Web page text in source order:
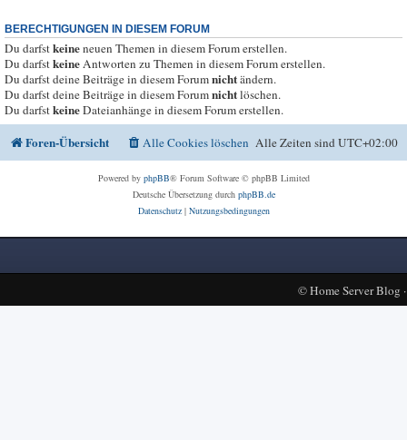
BERECHTIGUNGEN IN DIESEM FORUM
Du darfstkeineneuen Themen in diesem Forum erstellen.
Du darfstkeineAntworten zu Themen in diesem Forum erstellen.
Du darfst deine Beiträge in diesem Forumnichtändern.
Du darfst deine Beiträge in diesem Forumnichtlöschen.
Du darfstkeineDateianhänge in diesem Forum erstellen.
Foren-Übersicht Alle Zeiten sindUTC+02:00
Alle Cookies löschen
Powered by phpBB® Forum Software © phpBB Limited
Deutsche Übersetzung durch phpBB.de
Datenschutz| Nutzungsbedingungen
©Home Server Blog